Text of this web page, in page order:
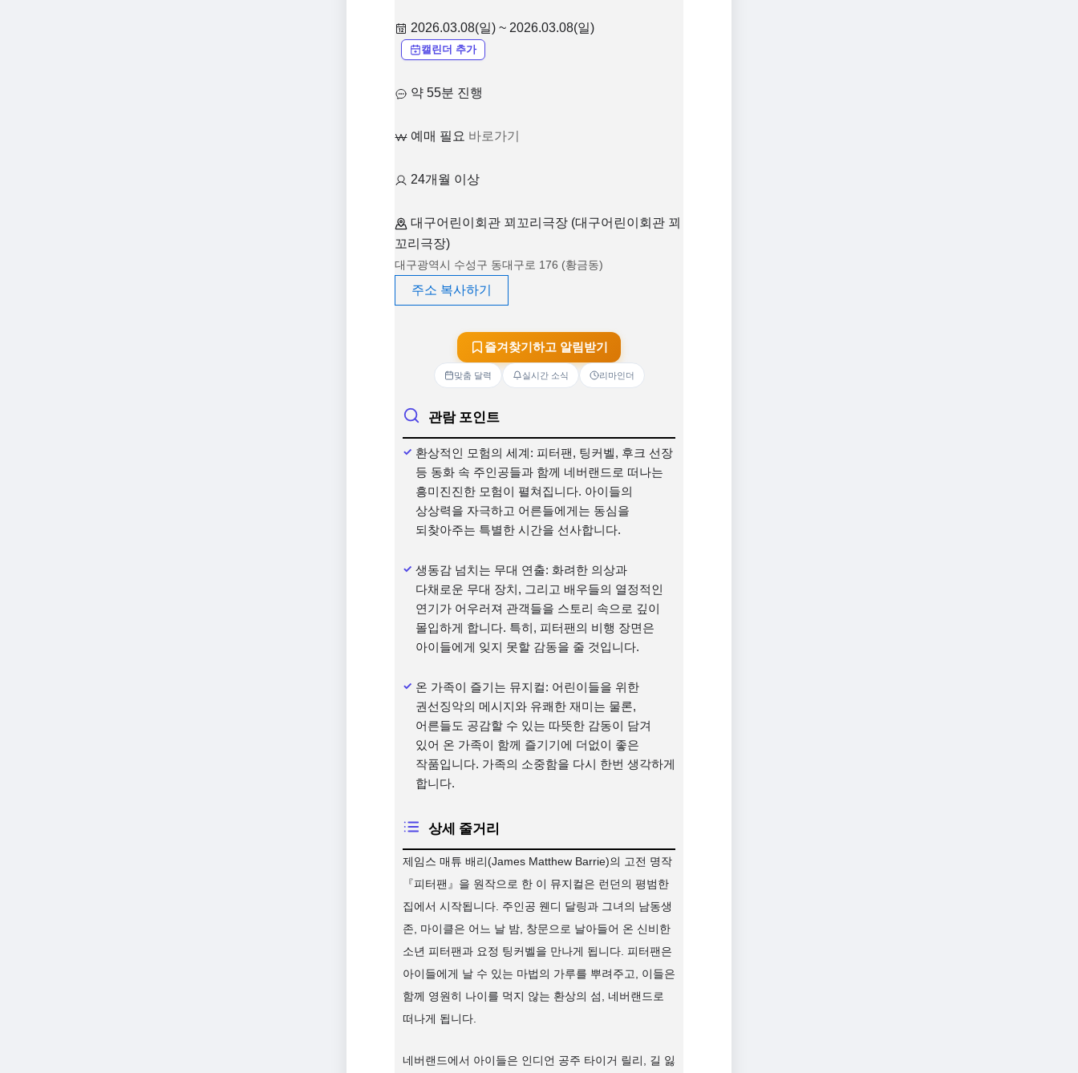
2026.03.08(일) ~ 2026.03.08(일)
캘린더 추가
약 55분 진행
예매 필요 바로가기
24개월 이상
대구어린이회관 꾀꼬리극장 (대구어린이회관 꾀
꼬리극장)
대구광역시 수성구 동대구로 176 (황금동)
주소 복사하기
즐겨찾기하고 알림받기
맞춤 달력 실시간 소식 리마인더
관람 포인트
환상적인 모험의 세계: 피터팬, 팅커벨, 후크 선장
등 동화 속 주인공들과 함께 네버랜드로 떠나는
흥미진진한 모험이 펼쳐집니다. 아이들의
상상력을 자극하고 어른들에게는 동심을
되찾아주는 특별한 시간을 선사합니다.
생동감 넘치는 무대 연출: 화려한 의상과
다채로운 무대 장치, 그리고 배우들의 열정적인
연기가 어우러져 관객들을 스토리 속으로 깊이
몰입하게 합니다. 특히, 피터팬의 비행 장면은
아이들에게 잊지 못할 감동을 줄 것입니다.
온 가족이 즐기는 뮤지컬: 어린이들을 위한
권선징악의 메시지와 유쾌한 재미는 물론,
어른들도 공감할 수 있는 따뜻한 감동이 담겨
있어 온 가족이 함께 즐기기에 더없이 좋은
작품입니다. 가족의 소중함을 다시 한번 생각하게
합니다.
상세 줄거리
제임스 매튜 배리(James Matthew Barrie)의 고전 명작
『피터팬』을 원작으로 한 이 뮤지컬은 런던의 평범한
집에서 시작됩니다. 주인공 웬디 달링과 그녀의 남동생
존, 마이클은 어느 날 밤, 창문으로 날아들어 온 신비한
소년 피터팬과 요정 팅커벨을 만나게 됩니다. 피터팬은
아이들에게 날 수 있는 마법의 가루를 뿌려주고, 이들은
함께 영원히 나이를 먹지 않는 환상의 섬, 네버랜드로
떠나게 됩니다.
네버랜드에서 아이들은 인디언 공주 타이거 릴리, 길 잃